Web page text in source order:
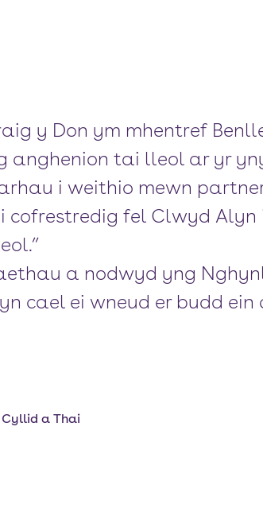
y Don ym mhentref
anghenion tai lleol ar yr
i weithio mewn
fel Clwyd
a nodwyd yng
cael ei wneud er budd ein
a Thai